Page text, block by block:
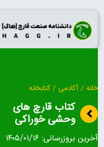
Skip
content
خانه / آکادمی / کتابخانه
کتاب قارچ های
وحشی خوراکی
آخرین بروزرسانی: ۱۴۰۵/۰۱/۱۶